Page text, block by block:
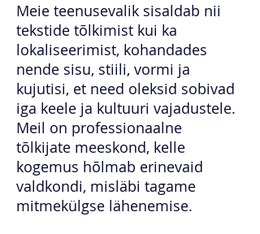
Meie teenusevalik sisaldab nii
tekstide tõlkimist kui ka
lokaliseerimist, kohandades
nende sisu, stiili, vormi ja
kujutisi, et need oleksid sobivad
iga keele ja kultuuri vajadustele.
Meil on professionaalne
tõlkijate meeskond, kelle
kogemus hõlmab erinevaid
valdkondi, misläbi tagame
mitmekülgse lähenemise.